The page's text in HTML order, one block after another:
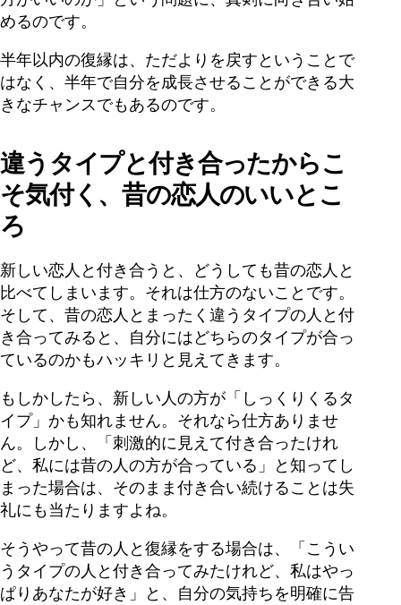
めるのです。
半年以内の復縁は、ただよりを戻すということで
はなく、半年で自分を成長させることができる大
きなチャンスでもあるのです。
違うタイプと付き合ったからこ
そ気付く、昔の恋人のいいとこ
ろ
新しい恋人と付き合うと、どうしても昔の恋人と
比べてしまいます。それは仕方のないことです。
そして、昔の恋人とまったく違うタイプの人と付
き合ってみると、自分にはどちらのタイプが合っ
ているのかもハッキリと見えてきます。
もしかしたら、新しい人の方が「しっくりくるタ
イプ」かも知れません。それなら仕方ありませ
ん。しかし、「刺激的に見えて付き合ったけれ
ど、私には昔の人の方が合っている」と知ってし
まった場合は、そのまま付き合い続けることは失
礼にも当たりますよね。
そうやって昔の人と復縁をする場合は、「こうい
うタイプの人と付き合ってみたけれど、私はやっ
ぱりあなたが好き」と、自分の気持ちを明確に告